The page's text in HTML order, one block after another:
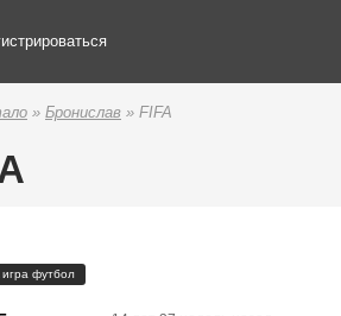
» Бронислав » FIFA
игра футбол